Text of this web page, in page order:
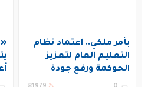
بأمر ملكي.. اعتماد نظام
التعليم العام لتعزيز
الحوكمة ورفع جودة
التعليم في المملكة